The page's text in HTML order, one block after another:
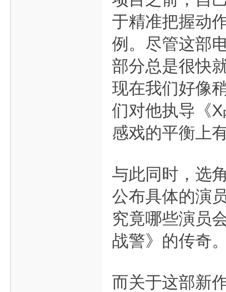
于精准把握动
例。尽管这部
部分总是很快
现在我们好像
们对他执导《
感戏的平衡上
与此同时，选
公布具体的演
究竟哪些演员
战警》的传奇
而关于这部新